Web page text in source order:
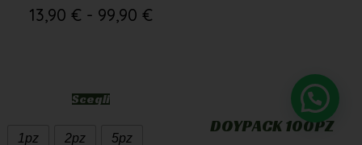
13,90 € - 99,90 €
Scegli
1pz 2pz 5pz
DOYPACK 100PZ